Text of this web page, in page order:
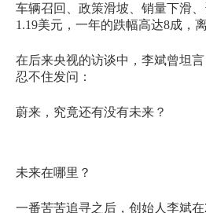
车辆召回、政策滑坡、销量下滑
1.19美元，一年的跌幅高达8成，
在后来央视的访谈中，李斌曾坦
忍不住发问：
蔚来，究竟还有没有未来？
未来在哪里？
一番苦苦追寻之后，创始人李斌